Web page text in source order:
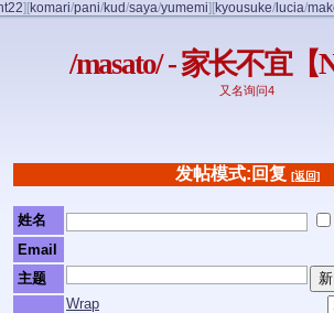
] [komari/pani/kud/saya/yumemi] [kyousuke/lucia/
/masato/ - 家长不宜【
又名询问4
发帖模式:回复 [返回]
姓名
Email
主题
Wrap